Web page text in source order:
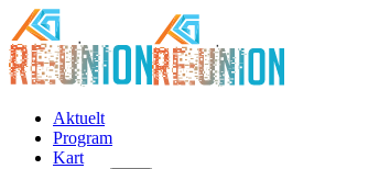
Aktuelt
Program
Kart